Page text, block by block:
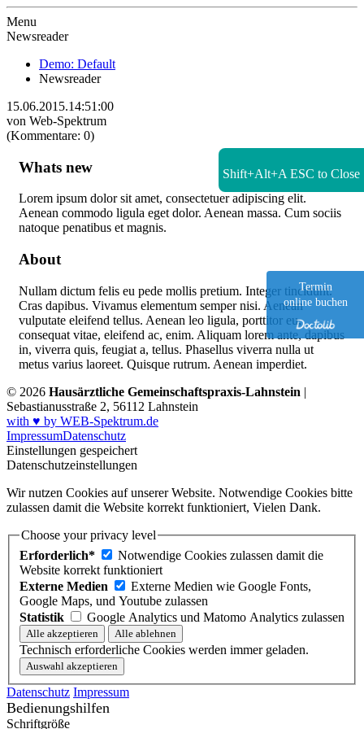
Termin
online buchen
Zur Startseite
Menu
Newsreader
Demo: Default
Newsreader
15.06.2015.14:51:00
von Web-Spektrum
(Kommentare: 0)
Whats new
Lorem ipsum dolor sit amet, consectetuer adipiscing elit.
Aenean commodo ligula eget dolor. Aenean massa. Cum sociis
natoque penatibus et magnis.
About
Nullam dictum felis eu pede mollis pretium. Integer tincidunt.
Cras dapibus. Vivamus elementum semper nisi. Aenean
vulputate eleifend tellus. Aenean leo ligula, porttitor eu,
consequat vitae, eleifend ac, enim. Aliquam lorem ante, dapibus
in, viverra quis, feugiat a, tellus. Phasellus viverra nulla ut
metus varius laoreet. Quisque rutrum. Aenean imperdiet.
© 2026 Hausärztliche Gemeinschaftspraxis-Lahnstein |
Sebastianusstraße 2, 56112 Lahnstein
with ♥ by WEB-Spektrum.de
ImpressumDatenschutz
Einstellungen gespeichert
Datenschutzeinstellungen
Wir nutzen Cookies auf unserer Website. Notwendige Cookies bitte
zulassen damit die Website korrekt funktioniert, Vielen Dank.
Choose your privacy level
Erforderlich*
Notwendige Cookies zulassen damit die
Website korrekt funktioniert
Externe Medien
Externe Medien wie Google Fonts,
Google Maps, und Youtube zulassen
Statistik
Google Analytics und Matomo Analytics zulassen
Technisch erforderliche Cookies werden immer geladen.
Datenschutz Impressum
Shift+Alt+A ESC to Close
Bedienungshilfen
Schriftgröße